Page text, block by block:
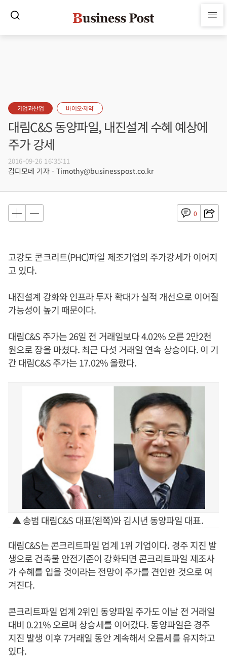
기업과산업 바이오·제약
대림C&S 동양파일, 내진설계 수혜 예상에
주가 강세
2016-09-26 16:35:11
김디모데 기자 - Timothy@businesspost.co.kr
0
고강도 콘크리트(PHC)파일 제조기업의 주가강세가 이어지
고 있다.
내진설계 강화와 인프라 투자 확대가 실적 개선으로 이어질
가능성이 높기 때문이다.
대림C&S 주가는 26일 전 거래일보다 4.02% 오른 2만2천
원으로 장을 마쳤다. 최근 다섯 거래일 연속 상승이다. 이 기
간 대림C&S 주가는 17.02% 올랐다.
▲ 송범 대림C&S 대표(왼쪽)와 김시년 동양파일 대표.
대림C&S는 콘크리트파일 업계 1위 기업이다. 경주 지진 발
생으로 건축물 안전기준이 강화되면 콘크리트파일 제조사
가 수혜를 입을 것이라는 전망이 주가를 견인한 것으로 여
겨진다.
콘크리트파일 업계 2위인 동양파일 주가도 이날 전 거래일
대비 0.21% 오르며 상승세를 이어갔다. 동양파일은 경주
지진 발생 이후 7거래일 동안 계속해서 오름세를 유지하고
있다.